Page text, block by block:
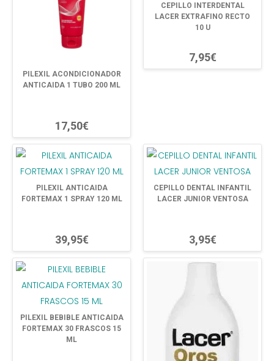
PILEXIL ACONDICIONADOR
ANTICAIDA 1 TUBO 200 ML
17,50€
CEPILLO INTERDENTAL
LACER EXTRAFINO RECTO
10 U
7,95€
PILEXIL ANTICAIDA
FORTEMAX 1 SPRAY 120 ML
39,95€
CEPILLO DENTAL INFANTIL
LACER JUNIOR VENTOSA
3,95€
PILEXIL BEBIBLE ANTICAIDA
FORTEMAX 30 FRASCOS 15
ML